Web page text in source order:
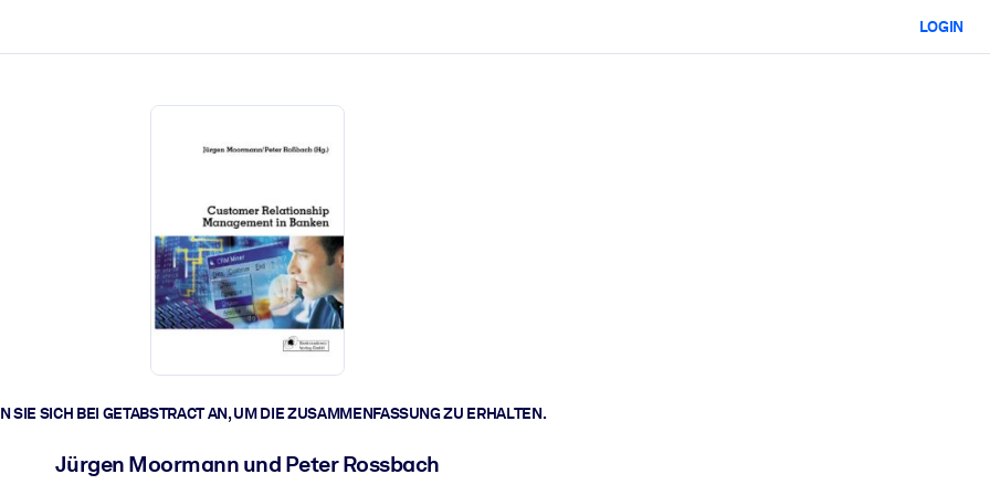
zu lösen und schneller zu handeln.
LOGIN
SIE SICH BEI GETABSTRACT AN, UM DIE ZUSAMMENFASSUNG ZU ERHALTEN.
Jürgen Moormann und Peter Rossbach